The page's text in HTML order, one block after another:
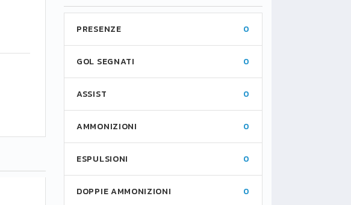
PRESENZE 0
GOL SEGNATI 0
ASSIST 0
AMMONIZIONI 0
ESPULSIONI 0
DOPPIE AMMONIZIONI 0